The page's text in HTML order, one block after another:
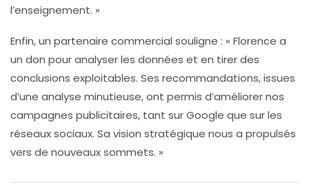
l’enseignement. »
Enfin, un partenaire commercial souligne : « Florence a
un don pouranalyser les données et en tirer des
conclusions exploitables. Ses recommandations, issues
d’une analyse minutieuse, ont permis d’améliorer nos
campagnes publicitaires, tant sur Google que sur les
réseaux sociaux. Sa vision stratégique nous a propulsés
vers de nouveaux sommets. »